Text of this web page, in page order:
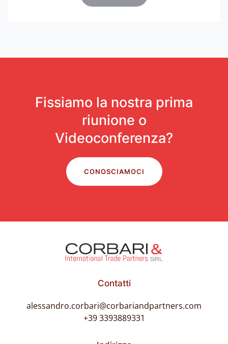
Fissiamo la nostra prima
riunione o
Videoconferenza?
CONOSCIAMOCI
Contatti
alessandro.corbari@corbariandpartners.com
+39 3393889331